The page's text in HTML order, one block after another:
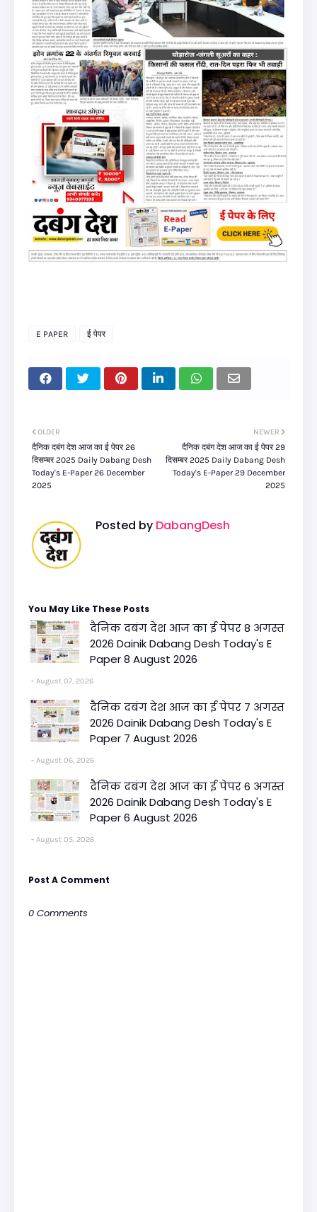
E PAPER ई पेपर
NEWER
दैनिक दबंग देश आज का ई पेपर 29
दिसम्बर 2025 Daily Dabang Desh
Today's E-Paper 29 December
2025
OLDER
दैनिक दबंग देश आज का ई पेपर 26
दिसम्बर 2025 Daily Dabang Desh
Today's E-Paper 26 December
2025
Posted by DabangDesh
You May Like These Posts
दैनिक दबंग देश आज का ई पेपर 8 अगस्त
2026 Dainik Dabang Desh Today's E
Paper 8 August 2026
August 07, 2026
दैनिक दबंग देश आज का ई पेपर 7 अगस्त
2026 Dainik Dabang Desh Today's E
Paper 7 August 2026
August 06, 2026
दैनिक दबंग देश आज का ई पेपर 6 अगस्त
2026 Dainik Dabang Desh Today's E
Paper 6 August 2026
August 05, 2026
Post A Comment
0 Comments